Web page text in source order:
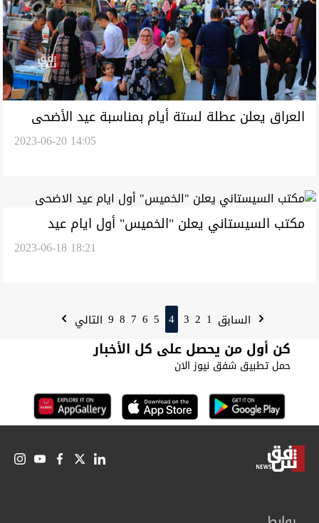
العراق يعلن عطلة لستة أيام بمناسبة عيد الأضحى
2023-06-20 14:05
مكتب السيستاني يعلن "الخميس" أول ايام عيد
2023-06-18 18:21
السابق 1
2
3
4
5
6
7
8
9 التالي
كن أول من يحصل على كل الأخبار
حمل تطبيق شفق نيوز الان